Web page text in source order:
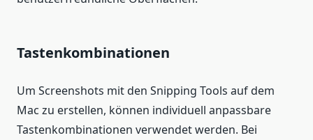
Tastenkombinationen
Um Screenshots mit den Snipping Tools auf dem
Mac zu erstellen, können individuell anpassbare
Tastenkombinationen verwendet werden. Bei